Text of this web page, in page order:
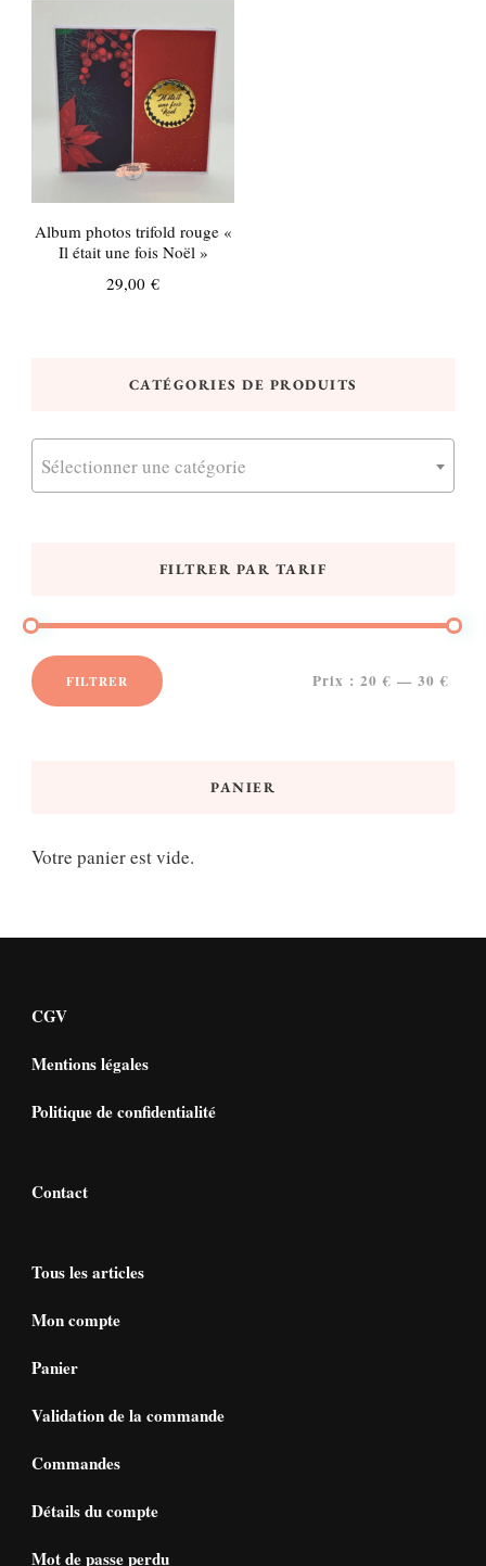
Album photos trifold rouge «
Il était une fois Noël »
29,00€
CATÉGORIES DE PRODUITS
Sélectionner une catégorie
FILTRER PAR TARIF
FILTRER Prix : 20 € — 30 €
PANIER
Votre panier est vide.
CGV
Mentions légales
Politique de confidentialité
Contact
Tous les articles
Mon compte
Panier
Validation de la commande
Commandes
Détails du compte
Mot de passe perdu